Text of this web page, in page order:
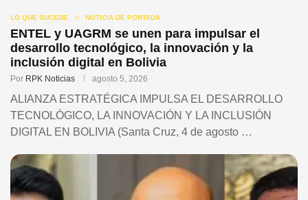
LO QUE SUCEDE NOTICIA DE PORTADA
ENTEL y UAGRM se unen para impulsar el
desarrollo tecnológico, la innovación y la
inclusión digital en Bolivia
Por RPK Noticias agosto 5, 2026
ALIANZA ESTRATÉGICA IMPULSA EL DESARROLLO
TECNOLÓGICO, LA INNOVACIÓN Y LA INCLUSIÓN
DIGITAL EN BOLIVIA (Santa Cruz, 4 de agosto …